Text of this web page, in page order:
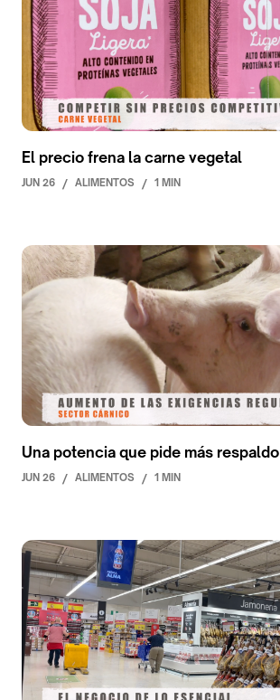
El precio frena la carne vegetal
JUN 26 / ALIMENTOS / 1 MIN
Una potencia que pide más respaldo
JUN 26 / ALIMENTOS / 1 MIN